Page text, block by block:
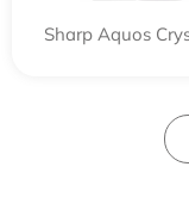
Sharp Aquos